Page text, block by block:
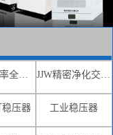
SBW大功率全自动补偿式电力稳压器 JJW精密净化交流稳压电源
压器 工业稳压器